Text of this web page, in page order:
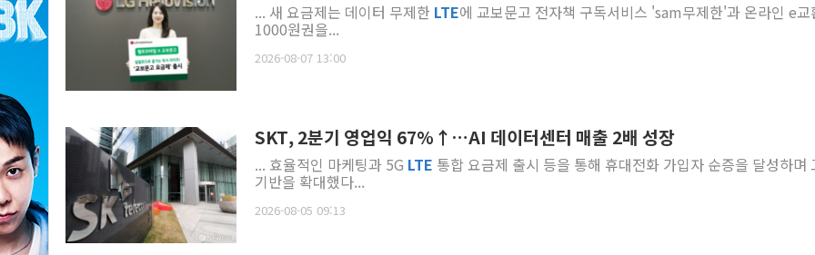
충북 주말 무더위 지속…청주·진천 35도, 곳곳 소나기
트럼프, 쿡 연준 이사 해임 재추진…"26일까지 의혹 소명"
유럽증시, 美 고용 예상 밖 부진에 연준 금리 인상 가능
... 새 요금제는 데이터 무제한 LTE에 교보문고 전자책 구독서비스 'sam무제한'과 온라인 e교
1000원권을...
2026-08-07 13:00
SKT, 2분기 영업익 67%↑…AI 데이터센터 매출 2배 성장
... 효율적인 마케팅과 5G LTE 통합 요금제 출시 등을 통해 휴대전화 가입자 순증을 달성하며
기반을 확대했다...
2026-08-05 09:13